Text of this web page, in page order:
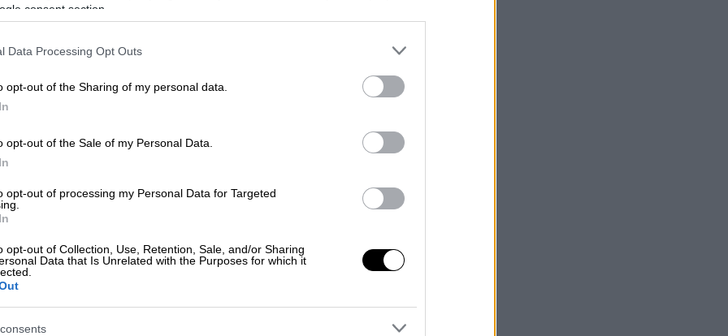
consent section.
Data Processing Opt Outs
opt-out of the Sharing of my personal data.
opt-out of the Sale of my Personal Data.
opt-out of processing my Personal Data for Targeted
opt-out of Collection, Use, Retention, Sale, and/or Sharing
Data that Is Unrelated with the Purposes for which it
το ΕΘΝΟΣ στη Google
που εκδηλώθηκαν το τελευταίο
δυνάμεις αντιμετωπίζουν